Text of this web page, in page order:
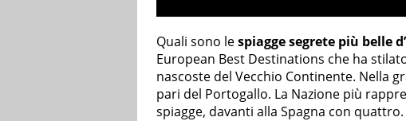
Quali sono lespiagge segrete più belle
European Best Destinations che ha
nascoste del Vecchio Continente. Nella
pari del Portogallo. La Nazione più
spiagge, davanti alla Spagna con